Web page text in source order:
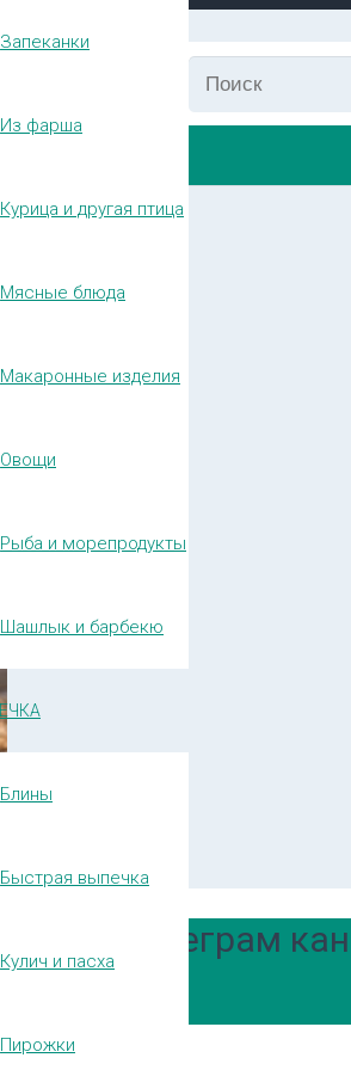
Запеканки
Из фарша
Курица и другая птица
Мясные блюда
Макаронные изделия
Овощи
Рыба и морепродукты
Шашлык и барбекю
Блины
Быстрая выпечка
Кулич и пасха
Пирожки
Телеграм